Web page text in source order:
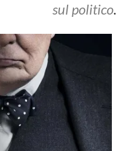
sul politico.